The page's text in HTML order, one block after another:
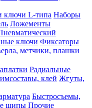
ключи L-типа Наборы
Ложементы
ключи Фиксаторы
метчики, плашки
Радиальные
клей Жгуты,
Быстросъемы,
шипы Прочие